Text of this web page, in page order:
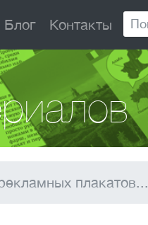
Блог Контакты
плакатов...